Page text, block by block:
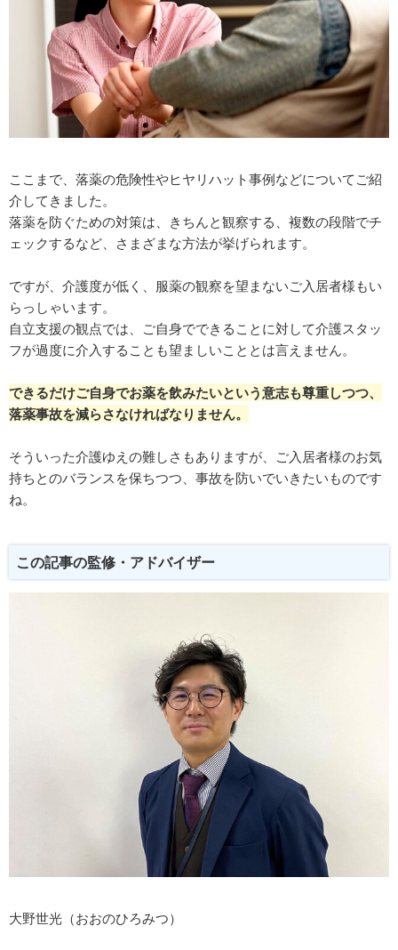
ここまで、落薬の危険性やヒヤリハット事例などについてご紹
介してきました。
落薬を防ぐための対策は、きちんと観察する、複数の段階でチ
ェックするなど、さまざまな方法が挙げられます。
ですが、介護度が低く、服薬の観察を望まないご入居者様もい
らっしゃいます。
自立支援の観点では、ご自身でできることに対して介護スタッ
フが過度に介入することも望ましいこととは言えません。
できるだけご自身でお薬を飲みたいという意志も尊重しつつ、
落薬事故を減らさなければなりません。
そういった介護ゆえの難しさもありますが、ご入居者様のお気
持ちとのバランスを保ちつつ、事故を防いでいきたいものです
ね。
この記事の監修・アドバイザー
大野世光（おおのひろみつ）